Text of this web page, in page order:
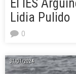
El IES
Lidia Pulido
0
31/01/2024